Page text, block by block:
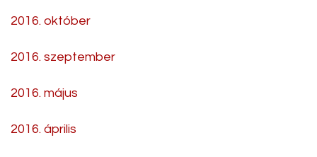
2016. október
2016. szeptember
2016. május
2016. április